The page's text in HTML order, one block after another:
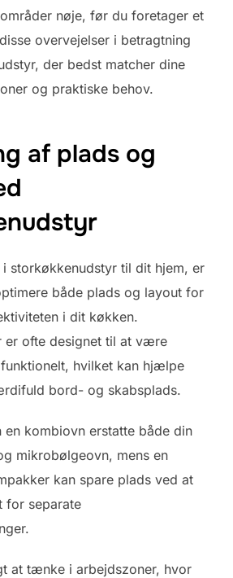
nøje, før du foretager et
overvejelser i betragtning
der bedst matcher dine
og praktiske behov.
af plads og
i storkøkkenudstyr til dit hjem, er
både plads og layout for
i dit køkken.
er ofte designet til at være
hvilket kan hjælpe
bord- og skabsplads.
en kombiovn erstatte både din
mikrobølgeovn, mens en
kan spare plads ved at
for separate
at tænke i arbejdszoner, hvor